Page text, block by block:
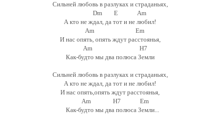
Сильней любовь в разлуках и страданьях,
Dm E Am
А кто не ждал, да тот и не любил!
Am Em
И нас опять, опять ждут расстоянья,
Am H7
Как-будто мы два полюса Земли
Сильней любовь в разлуках и страданьях,
А кто не ждал, да тот и не любил!
И нас опять,опять ждут расстоянья,
Am H7 Em
Как-будто мы два полюса Земли...